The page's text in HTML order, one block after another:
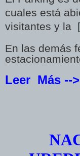
cuales está
visitantes y la
En las demás
Leer Más --